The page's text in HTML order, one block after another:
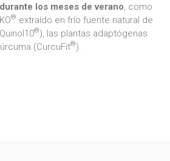
los meses de verano, como
® extraído en frío fuente natural de
®), las plantas adaptógenas
(CurcuFit®).